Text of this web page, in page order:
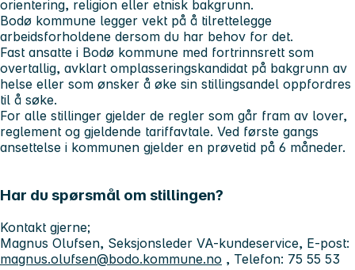
orientering, religion eller etnisk bakgrunn.
Bodø kommune legger vekt på å tilrettelegge
arbeidsforholdene dersom du har behov for det.
Fast ansatte i Bodø kommune med fortrinnsrett som
overtallig, avklart omplasseringskandidat på bakgrunn av
helse eller som ønsker å øke sin stillingsandel oppfordres
til å søke.
For alle stillinger gjelder de regler som går fram av lover,
reglement og gjeldende tariffavtale. Ved første gangs
ansettelse i kommunen gjelder en prøvetid på 6 måneder.
Har du spørsmål om stillingen?
Kontakt gjerne;
Magnus Olufsen, Seksjonsleder VA-kundeservice, E-post:
magnus.olufsen@bodo.kommune.no , Telefon: 75 55 53